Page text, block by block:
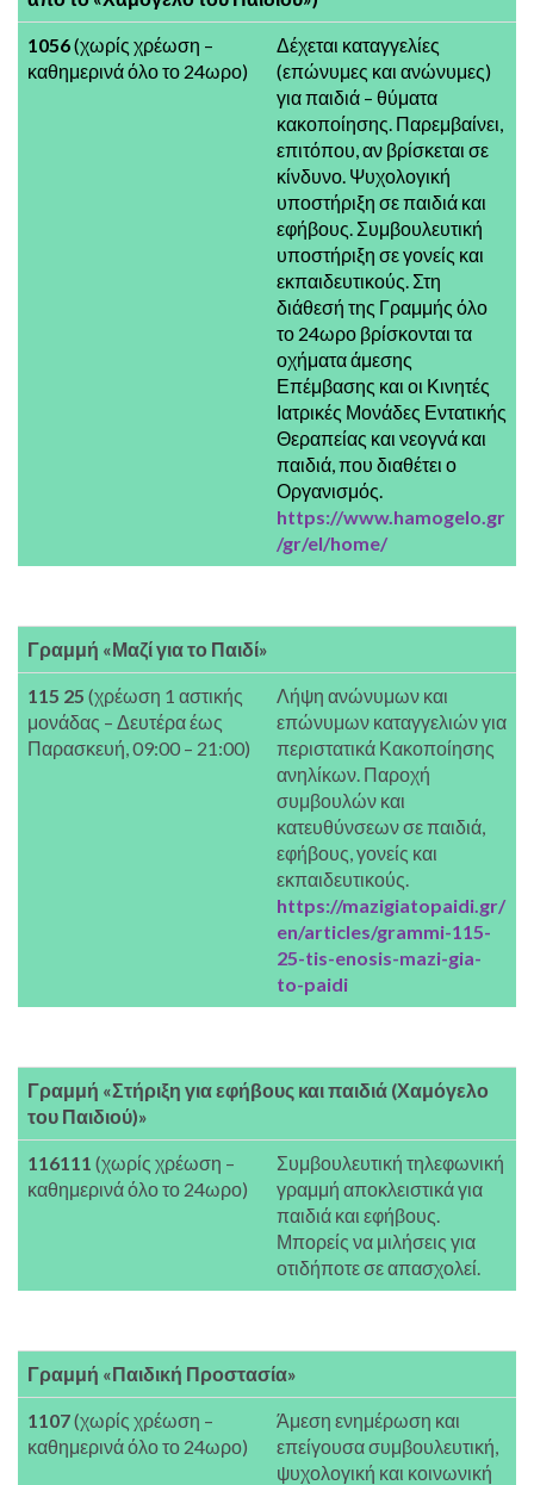
1056(χωρίς χρέωση –
καθημερινά όλο το 24ωρο)
Δέχεται καταγγελίες
(επώνυμες και ανώνυμες)
για παιδιά – θύματα
κακοποίησης. Παρεμβαίνει,
επιτόπου, αν βρίσκεται σε
κίνδυνο. Ψυχολογική
υποστήριξη σε παιδιά και
εφήβους. Συμβουλευτική
υποστήριξη σε γονείς και
εκπαιδευτικούς. Στη
διάθεσή της Γραμμής όλο
το 24ωρο βρίσκονται τα
οχήματα άμεσης
Επέμβασης και οι Κινητές
Ιατρικές Μονάδες Εντατικής
Θεραπείας και νεογνά και
παιδιά, που διαθέτει ο
Οργανισμός.
https://www.hamogelo.gr
/gr/el/home/
Γραμμή «Μαζί για το Παιδί»
115 25 (χρέωση 1 αστικής
μονάδας – Δευτέρα έως
Παρασκευή, 09:00 – 21:00)
Λήψη ανώνυμων και
επώνυμων καταγγελιών για
περιστατικά Κακοποίησης
ανηλίκων. Παροχή
συμβουλών και
κατευθύνσεων σε παιδιά,
εφήβους, γονείς και
εκπαιδευτικούς.
https://mazigiatopaidi.gr/
en/articles/grammi-115-
25-tis-enosis-mazi-gia-
to-paidi
Γραμμή «Στήριξη για εφήβους και παιδιά (Χαμόγελο
του Παιδιού)»
116111 (χωρίς χρέωση –
καθημερινά όλο το 24ωρο)
Συμβουλευτική τηλεφωνική
γραμμή αποκλειστικά για
παιδιά και εφήβους.
Μπορείς να μιλήσεις για
οτιδήποτε σε απασχολεί.
Γραμμή «Παιδική Προστασία»
1107(χωρίς χρέωση –
καθημερινά όλο το 24ωρο)
Άμεση ενημέρωση και
επείγουσα συμβουλευτική,
ψυχολογική και κοινωνική